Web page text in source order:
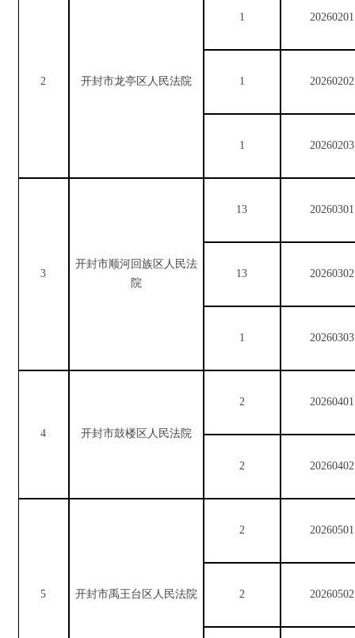
2 开封市龙亭区人民法院
1 20260201
1 20260202
1 20260203
3
开封市顺河回族区人民法
院
13 20260301
13 20260302
1 20260303
4 开封市鼓楼区人民法院
2 20260401
2 20260402
5 开封市禹王台区人民法院
2 20260501
2 20260502